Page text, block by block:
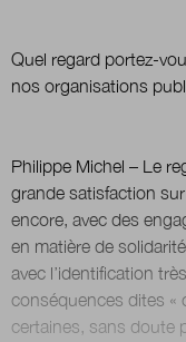
Quel regard portez-
nos organisations
Philippe Michel – Le
grande satisfaction
encore, avec des
en matière de
avec l’identification
conséquences dites «
certaines, sans doute